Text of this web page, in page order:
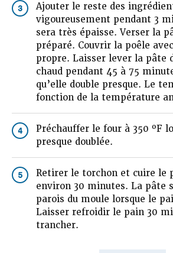
3
Ajouter le reste des
vigoureusement pendant 3
sera très épaisse. Verser la
préparé. Couvrir la poêle
propre. Laisser lever la pâte
chaud pendant 45 à 75
qu’elle double presque. Le
fonction de la température
4
Préchauffer le four à 350 ºF
presque doublée.
5
Retirer le torchon et cuire le
environ 30 minutes. La pâte
parois du moule lorsque le
Laisser refroidir le pain 30
trancher.